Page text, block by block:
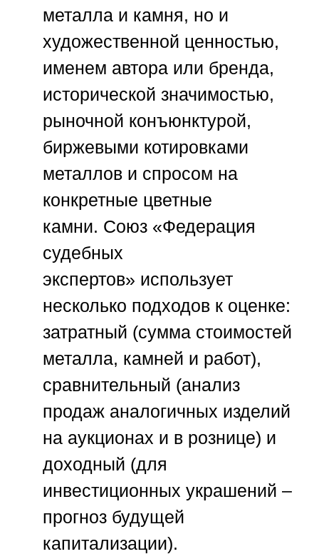
металла и камня, но и
художественной ценностью,
именем автора или бренда,
исторической значимостью,
рыночной конъюнктурой,
биржевыми котировками
металлов и спросом на
конкретные цветные
камни. Союз «Федерация
судебных
экспертов» использует
несколько подходов к оценке:
затратный (сумма стоимостей
металла, камней и работ),
сравнительный (анализ
продаж аналогичных изделий
на аукционах и в рознице) и
доходный (для
инвестиционных украшений –
прогноз будущей
капитализации).